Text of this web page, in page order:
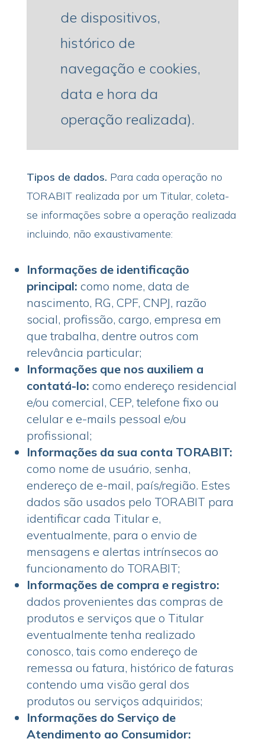
de dispositivos,
histórico de
navegação e cookies,
data e hora da
operação realizada).
Tipos de dados. Para cada operação no
TORABIT realizada por um Titular, coleta-
se informações sobre a operação realizada
incluindo, não exaustivamente:
Informações de identificação
principal: como nome, data de
nascimento, RG, CPF, CNPJ, razão
social, profissão, cargo, empresa em
que trabalha, dentre outros com
relevância particular;
Informações que nos auxiliem a
contatá-lo: como endereço residencial
e/ou comercial, CEP, telefone fixo ou
celular e e-mails pessoal e/ou
profissional;
Informações da sua conta TORABIT:
como nome de usuário, senha,
endereço de e-mail, país/região. Estes
dados são usados pelo TORABIT para
identificar cada Titular e,
eventualmente, para o envio de
mensagens e alertas intrínsecos ao
funcionamento do TORABIT;
Informações de compra e registro:
dados provenientes das compras de
produtos e serviços que o Titular
eventualmente tenha realizado
conosco, tais como endereço de
remessa ou fatura, histórico de faturas
contendo uma visão geral dos
produtos ou serviços adquiridos;
Informações do Serviço de
Atendimento ao Consumidor: